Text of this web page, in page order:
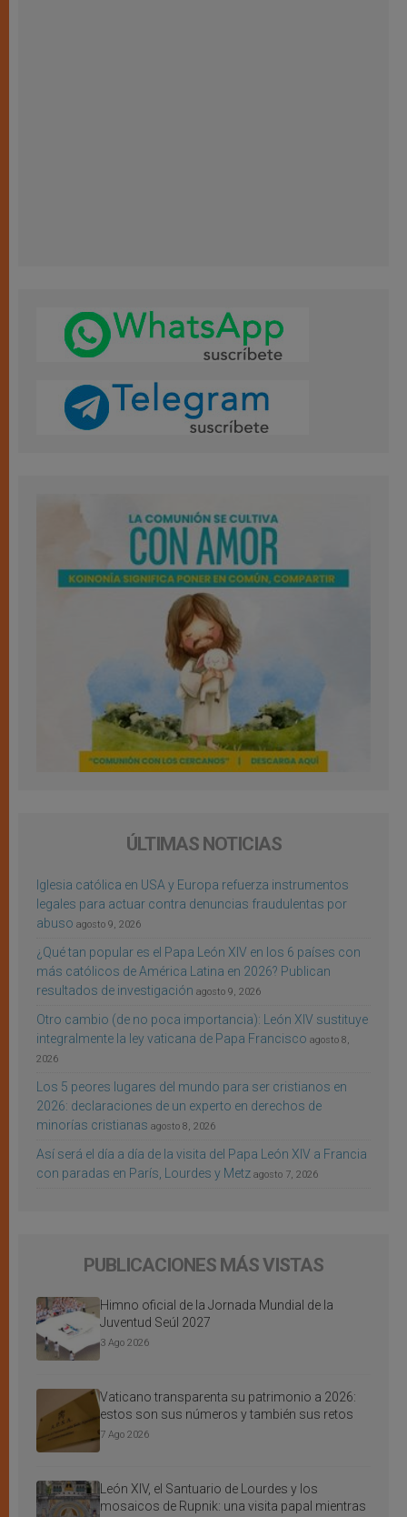
ÚLTIMAS NOTICIAS
Iglesia católica en USA y Europa refuerza instrumentos
legales para actuar contra denuncias fraudulentas por
abuso agosto 9, 2026
¿Qué tan popular es el Papa León XIV en los 6 países con
más católicos de América Latina en 2026? Publican
resultados de investigación agosto 9, 2026
Otro cambio (de no poca importancia): León XIV sustituye
integralmente la ley vaticana de Papa Francisco agosto 8,
2026
Los 5 peores lugares del mundo para ser cristianos en
2026: declaraciones de un experto en derechos de
minorías cristianas agosto 8, 2026
Así será el día a día de la visita del Papa León XIV a Francia
con paradas en París, Lourdes y Metz agosto 7, 2026
PUBLICACIONES MÁS VISTAS
Himno oficial de la Jornada Mundial de la
Juventud Seúl 2027
3 Ago 2026
Vaticano transparenta su patrimonio a 2026:
estos son sus números y también sus retos
7 Ago 2026
León XIV, el Santuario de Lourdes y los
mosaicos de Rupnik: una visita papal mientras